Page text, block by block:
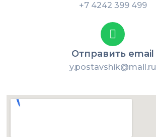
+7 4242 399 499
Отправить email
y.postavshik@mail.ru